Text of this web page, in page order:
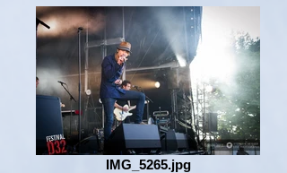
IMG_5265.jpg